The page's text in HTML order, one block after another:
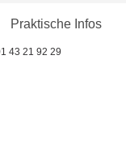
Praktische Infos
43 21 92 29
neues Fenster))